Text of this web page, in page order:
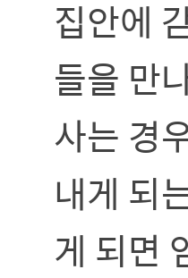
집안에
들을 만
사는 경
내게 되
게 되면